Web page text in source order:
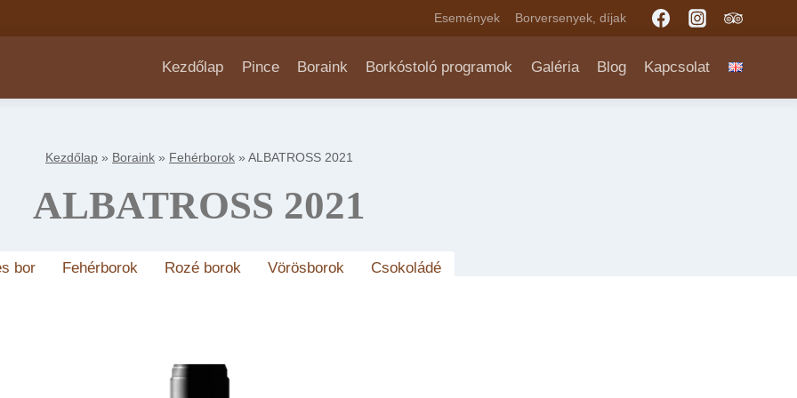
Események Borversenyek, díjak
Kezdőlap Pince Boraink Borkóstoló programok Galéria Blog Kapcsolat
Kezdőlap » Boraink » Fehérborok » ALBATROSS 2021
ALBATROSS 2021
bor Fehérborok Rozé borok Vörösborok Csokoládé